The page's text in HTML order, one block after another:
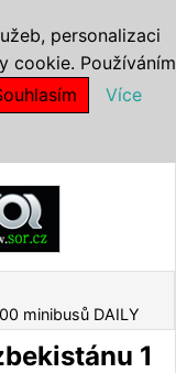
minibusů DAILY
1
personalizaci
cookie. Používáním
Více